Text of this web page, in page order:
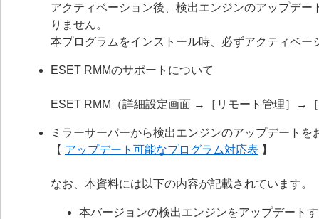
アクティベーション後、検出エンジンのアップデ
りません。
本プログラムをインストール時、必ずアクティベ
ESET RMMのサポートについて
ESET RMM（詳細設定画面 →［リモート管理］→
ミラーサーバーから検出エンジンのアップデート
【 アップデート可能なプログラム対応表 】
なお、本資料には以下の内容が記載されています。
本バージョンの検出エンジンをアップデート